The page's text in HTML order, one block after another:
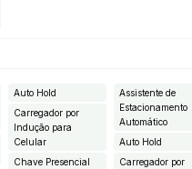
Auto Hold
Carregador por
Indução para
Celular
Chave Presencial
Assistente de
Estacionamento
Automático
Auto Hold
Carregador por